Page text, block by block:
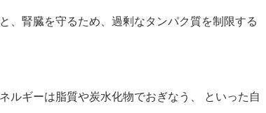
、腎臓を守るため、過剰なタンパク質を制限する
ルギーは脂質や炭水化物でおぎなう、 といった自